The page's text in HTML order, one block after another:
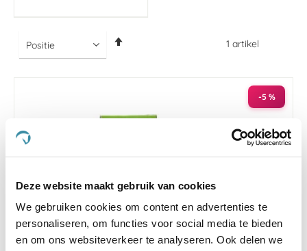
Deze website maakt gebruik van cookies
We gebruiken cookies om content en advertenties te
personaliseren, om functies voor social media te bieden
en om ons websiteverkeer te analyseren. Ook delen we
1 artikel
-5 %